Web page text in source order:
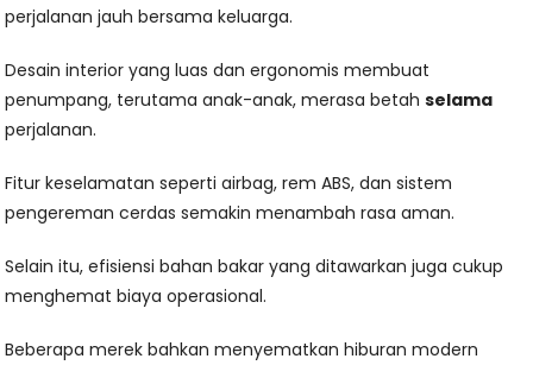
perjalanan jauh bersama keluarga.
Desain interior yang luas dan ergonomis membuat
penumpang, terutama anak-anak, merasa betahselama
perjalanan.
Fitur keselamatan seperti airbag, rem ABS, dan sistem
pengereman cerdas semakin menambah rasa aman.
Selain itu, efisiensi bahan bakar yang ditawarkan juga cukup
menghemat biaya operasional.
Beberapa merek bahkan menyematkan hiburan modern